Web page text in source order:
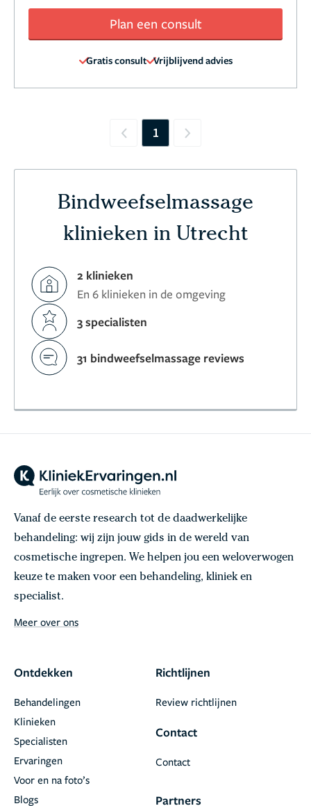
Plan een consult
Gratis consult Vrijblijvend advies
Previous
1 Next
Bindweefselmassage
klinieken in Utrecht
2 klinieken
En 6 klinieken in de omgeving
3 specialisten
31 bindweefselmassage reviews
Vanaf de eerste research tot de daadwerkelijke
behandeling: wij zijn jouw gids in de wereld van
cosmetische ingrepen. We helpen jou een weloverwogen
keuze te maken voor een behandeling, kliniek en
specialist.
Meer over ons
Ontdekken
Behandelingen
Klinieken
Specialisten
Ervaringen
Voor en na foto’s
Blogs
Richtlijnen
Review richtlijnen
Contact
Contact
Partners